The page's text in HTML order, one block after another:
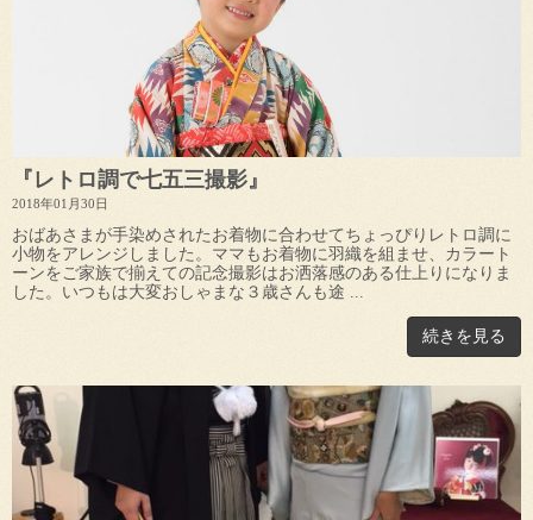
『レトロ調で七五三撮影』
2018年01月30日
おばあさまが手染めされたお着物に合わせてちょっぴりレトロ調に
小物をアレンジしました。ママもお着物に羽織を組ませ、カラート
ーンをご家族で揃えての記念撮影はお洒落感のある仕上りになりま
した。いつもは大変おしゃまな３歳さんも途 ...
続きを見る